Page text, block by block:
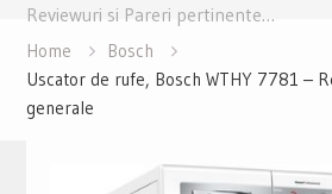
contentReviewuri si Pareri pertinente…
Home
Bosch
Uscator de rufe, Bosch WTHY 7781 –
generale